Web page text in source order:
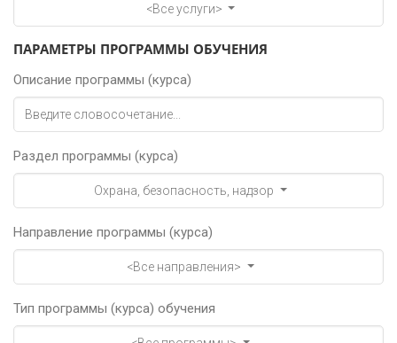
<Все услуги>
ПАРАМЕТРЫ ПРОГРАММЫ ОБУЧЕНИЯ
Описание программы (курса)
Раздел программы (курса)
Охрана, безопасность, надзор
Направление программы (курса)
<Все направления>
Тип программы (курса) обучения